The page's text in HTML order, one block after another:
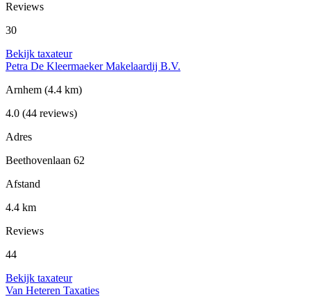
Reviews
30
Bekijk taxateur
Petra De Kleermaeker Makelaardij B.V.
Arnhem (4.4 km)
4.0 (44 reviews)
Adres
Beethovenlaan 62
Afstand
4.4 km
Reviews
44
Bekijk taxateur
Van Heteren Taxaties